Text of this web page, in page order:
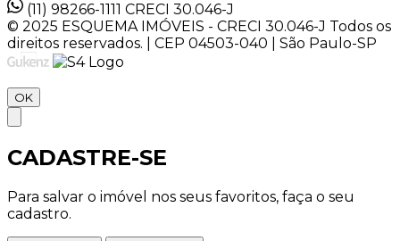
(11) 98266-1111 CRECI 30.046-J
© 2025 ESQUEMA IMÓVEIS - CRECI 30.046-J Todos os
direitos reservados. | CEP 04503-040 | São Paulo-SP
OK
CADASTRE-SE
Para salvar o imóvel nos seus favoritos, faça o seu
cadastro.